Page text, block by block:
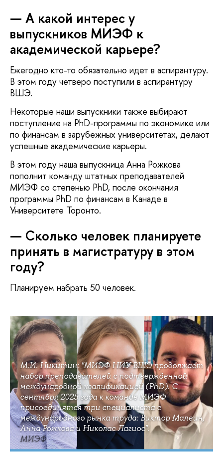
— А какой интерес у
выпускников МИЭФ к
академической карьере?
Ежегодно кто-то обязательно идет в аспирантуру.
В этом году четверо поступили в аспирантуру
ВШЭ.
Некоторые наши выпускники также выбирают
поступление на PhD-программы по экономике или
по финансам в зарубежных университетах, делают
успешные академические карьеры.
В этом году наша выпускница Анна Рожкова
пополнит команду штатных преподавателей
МИЭФ со степенью PhD, после окончания
программы PhD по финансам в Канаде в
Университете Торонто.
— Сколько человек планируете
принять в магистратуру в этом
году?
Планируем набрать 50 человек.
М.И. Никитин: "МИЭФ НИУ ВШЭ продолжает
набор преподавателей с подтвержденной
международной квалификацией (PhD). С
сентября 2025 года к команде МИЭФ
присоединятся три специалиста с
международного рынка труда: Виктор Малеин,
Анна Рожкова и Николас Лагиос".
МИЭФ